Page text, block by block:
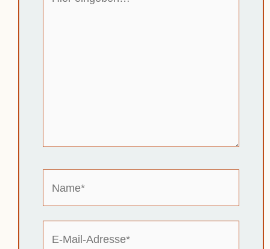
eingeben…